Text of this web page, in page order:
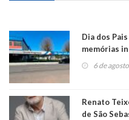
Dia dos
memórias
6 de
Renato
de São